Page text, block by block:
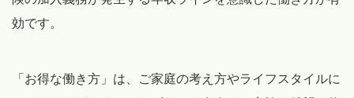
効です。
「お得な働き方」は、ご家庭の考え方やライフスタイルに